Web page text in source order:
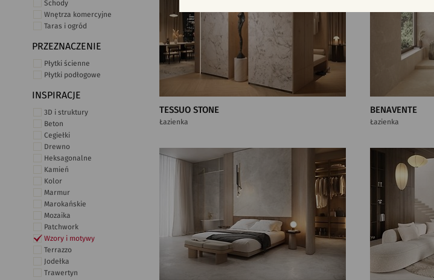
Schody
Wnętrza komercyjne
Taras i ogród
PRZEZNACZENIE
Płytki ścienne
Płytki podłogowe
INSPIRACJE
3D i struktury
Beton
Cegiełki
Drewno
Heksagonalne
Kamień
Kolor
Marmur
Marokańskie
Mozaika
Patchwork
Wzory i motywy
Terrazzo
Jodełka
Trawertyn
TESSUO STONE
Łazienka
BENAVENTE
Łazienka